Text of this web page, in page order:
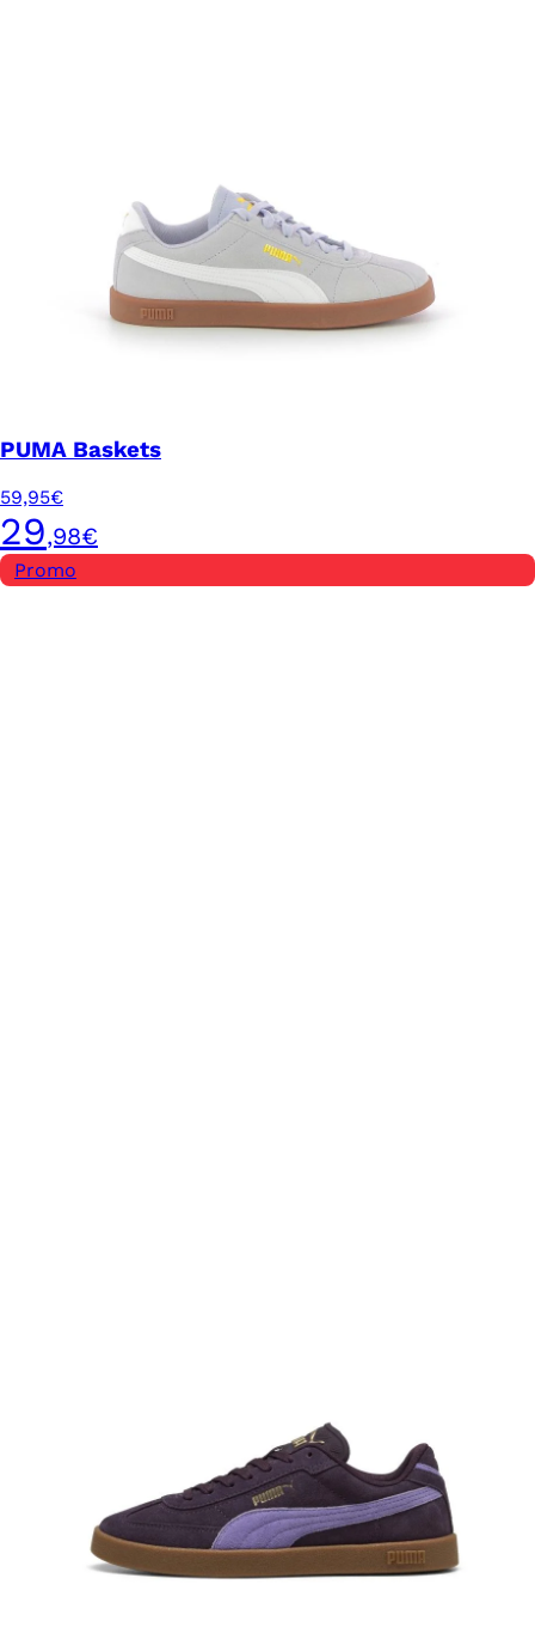
PUMA Baskets
59,95€
29,98€
Promo